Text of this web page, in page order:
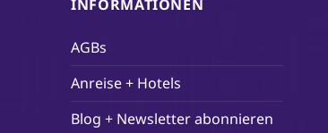
INFORMATIONEN
AGBs
Anreise + Hotels
Blog + Newsletter abonnieren